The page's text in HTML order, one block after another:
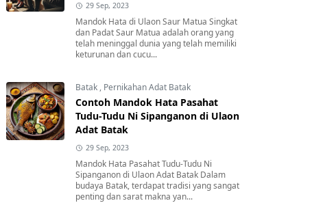
29 Sep, 2023
Mandok Hata di Ulaon Saur Matua Singkat
dan Padat Saur Matua adalah orang yang
telah meninggal dunia yang telah memiliki
keturunan dan cucu...
Batak , Pernikahan Adat Batak
Contoh Mandok Hata Pasahat
Tudu-Tudu Ni Sipanganon di Ulaon
Adat Batak
29 Sep, 2023
Mandok Hata Pasahat Tudu-Tudu Ni
Sipanganon di Ulaon Adat Batak Dalam
budaya Batak, terdapat tradisi yang sangat
penting dan sarat makna yan...